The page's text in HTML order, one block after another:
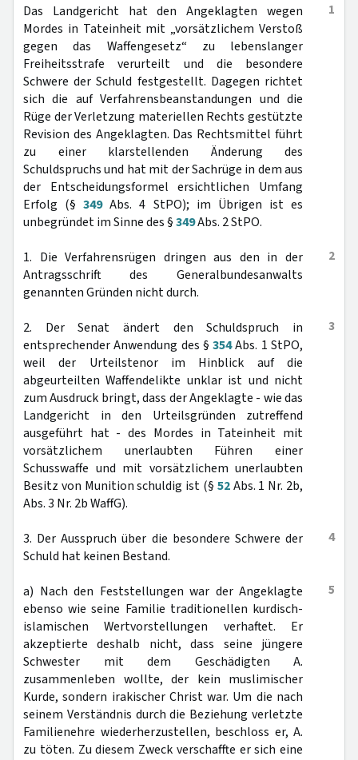
1
Das Landgericht hat den Angeklagten wegen
Mordes in Tateinheit mit „vorsätzlichem Verstoß
gegen das Waffengesetz“ zu lebenslanger
Freiheitsstrafe verurteilt und die besondere
Schwere der Schuld festgestellt. Dagegen richtet
sich die auf Verfahrensbeanstandungen und die
Rüge der Verletzung materiellen Rechts gestützte
Revision des Angeklagten. Das Rechtsmittel führt
zu einer klarstellenden Änderung des
Schuldspruchs und hat mit der Sachrüge in dem aus
der Entscheidungsformel ersichtlichen Umfang
Erfolg (§349Abs. 4 StPO); im Übrigen ist es
unbegründet im Sinne des §349Abs. 2 StPO.
2
1. Die Verfahrensrügen dringen aus den in der
Antragsschrift des Generalbundesanwalts
genannten Gründen nicht durch.
3
2. Der Senat ändert den Schuldspruch in
entsprechender Anwendung des §354Abs. 1 StPO,
weil der Urteilstenor im Hinblick auf die
abgeurteilten Waffendelikte unklar ist und nicht
zum Ausdruck bringt, dass der Angeklagte - wie das
Landgericht in den Urteilsgründen zutreffend
ausgeführt hat - des Mordes in Tateinheit mit
vorsätzlichem unerlaubten Führen einer
Schusswaffe und mit vorsätzlichem unerlaubten
Besitz von Munition schuldig ist (§ 52Abs. 1 Nr. 2b,
Abs. 3 Nr. 2b WaffG).
4
3. Der Ausspruch über die besondere Schwere der
Schuld hat keinen Bestand.
5
a) Nach den Feststellungen war der Angeklagte
ebenso wie seine Familie traditionellen kurdisch-
islamischen Wertvorstellungen verhaftet. Er
akzeptierte deshalb nicht, dass seine jüngere
Schwester mit dem Geschädigten A.
zusammenleben wollte, der kein muslimischer
Kurde, sondern irakischer Christ war. Um die nach
seinem Verständnis durch die Beziehung verletzte
Familienehre wiederherzustellen, beschloss er, A.
zu töten. Zu diesem Zweck verschaffte er sich eine